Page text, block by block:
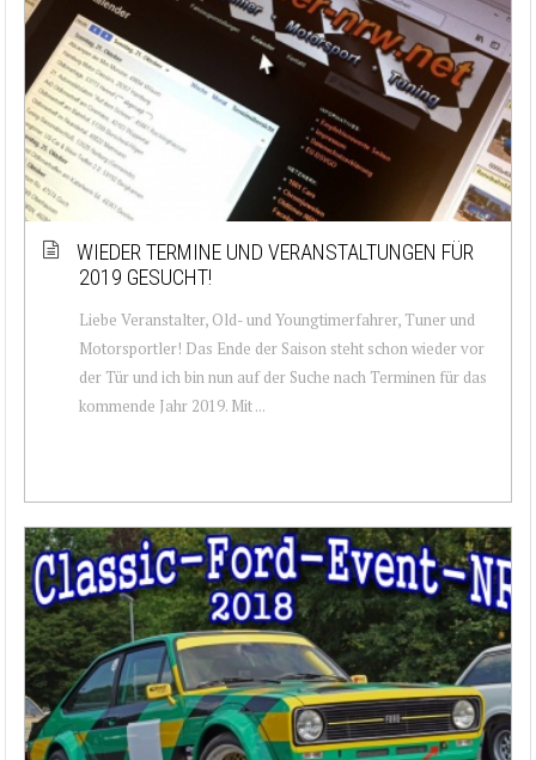
WIEDER TERMINE UND VERANSTALTUNGEN FÜR
2019 GESUCHT!
Liebe Veranstalter, Old- und Youngtimerfahrer, Tuner und
Motorsportler! Das Ende der Saison steht schon wieder vor
der Tür und ich bin nun auf der Suche nach Terminen für das
kommende Jahr 2019. Mit ...